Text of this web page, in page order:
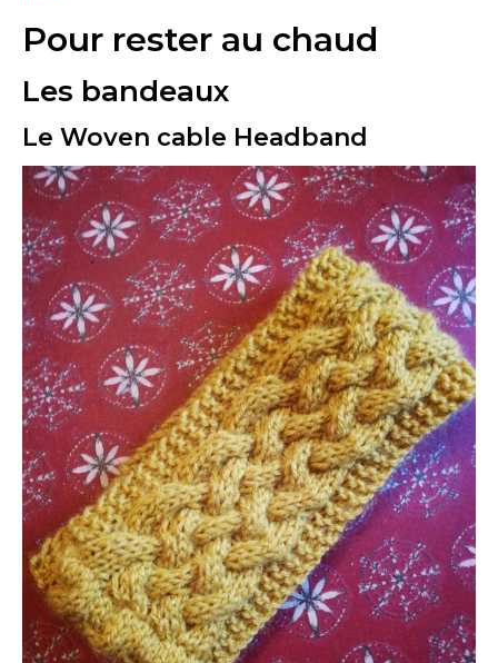
Pour rester au chaud
Les bandeaux
Le Woven cable Headband